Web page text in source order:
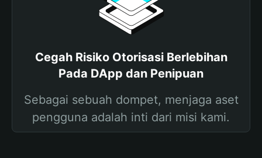
Cegah Risiko Otorisasi Berlebihan
Pada DApp dan Penipuan
Sebagai sebuah dompet, menjaga aset
pengguna adalah inti dari misi kami.